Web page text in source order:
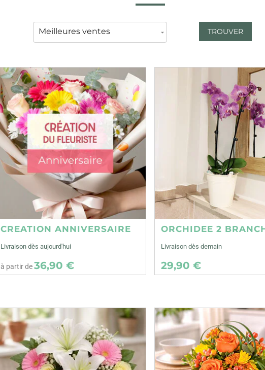
TROUVER
CREATION ANNIVERSAIRE
Livraison dès aujourd'hui
à partir de36,90 €
ORCHIDEE 2
Livraison dès demain
29,90 €